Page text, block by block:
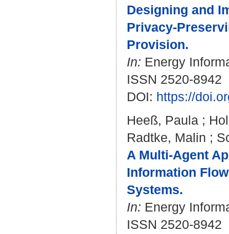
Designing and
Privacy-
Provision.
In: Energy
ISSN 2520-8942
DOI: https://
Heeß, Paula ;
Radtke, Malin ;
A Multi-Agent
Information
Systems.
In: Energy
ISSN 2520-8942